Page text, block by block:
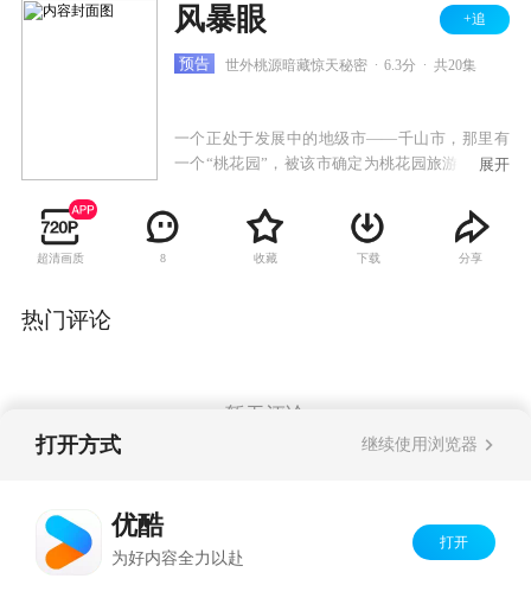
风暴眼 +追
预告 世外桃源暗藏惊天秘密 6.3分 共20集
一个正处于发展中的地级市——千山市，那里有
一个“桃花园”，被该市确定为桃花园旅游开发区.
腐败行为。以新来的纪检委书记江涛为首的正义
之师同市长常守一等一伙腐败分子展开了激烈斗
展开
超清画质 8 收藏 下载 分享
热门评论
暂无评论
打开方式 继续使用浏览器
优酷
为好内容全力以赴
打开